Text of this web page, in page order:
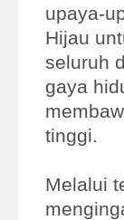
upaya-
Hijau
seluruh
gaya
tinggi.
Melalui